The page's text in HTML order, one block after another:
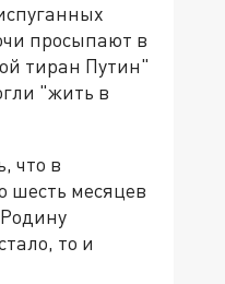
просыпают в
тиран Путин"
"жить в
что в
шесть месяцев
то и